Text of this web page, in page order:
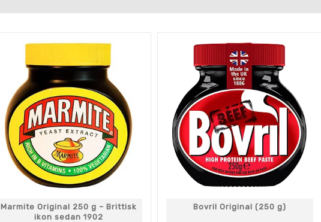
Marmite Original 250 g – Brittisk
ikon sedan 1902
Bovril Original (250 g)